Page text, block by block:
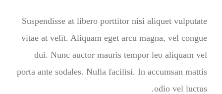
Suspendisse at libero porttitor nisi aliquet vulputate
vitae at velit. Aliquam eget arcu magna, vel congue
dui. Nunc auctor mauris tempor leo aliquam vel
porta ante sodales. Nulla facilisi. In accumsan mattis
odio vel luctus.